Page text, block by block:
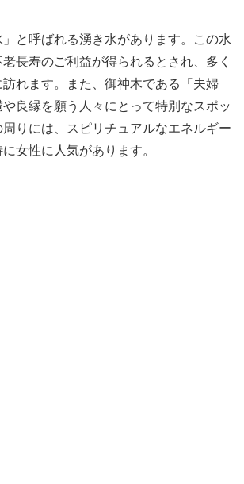
と呼ばれる湧き水があります。この水
長寿のご利益が得られるとされ、多く
れます。また、御神木である「夫婦
良縁を願う人々にとって特別なスポッ
周りには、スピリチュアルなエネルギー
女性に人気があります。